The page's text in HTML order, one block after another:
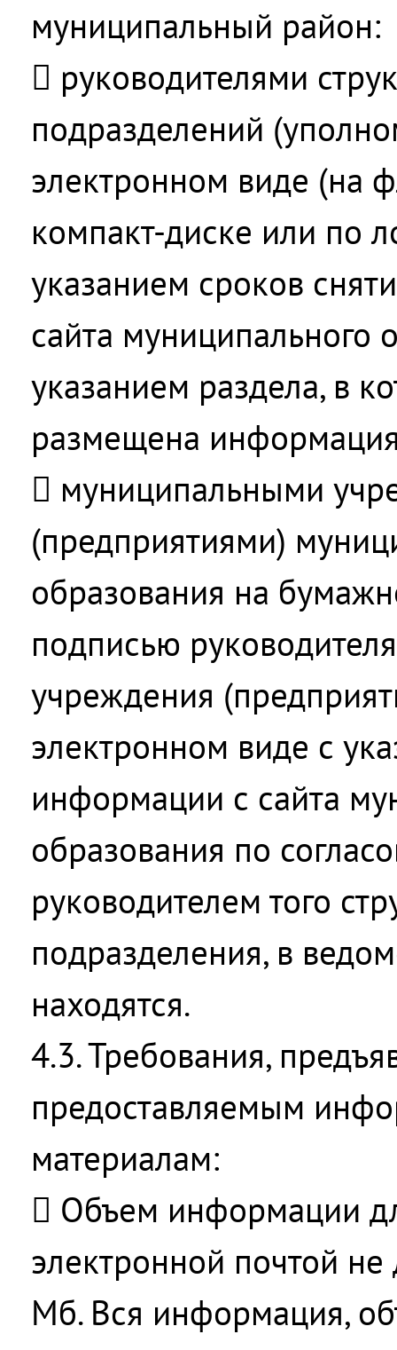
муниципальный район:
 руководителями
подразделений
электронном виде (на
компакт-диске или по
указанием сроков
сайта муниципального
указанием раздела, в
размещена
 муниципальными
(предприятиями)
образования на
подписью
учреждения
электронном виде с
информации с сайта
образования по
руководителем того
подразделения, в
находятся.
4.3. Требования,
предоставляемым
материалам:
 Объем информации
электронной почтой
Мб. Вся информация,